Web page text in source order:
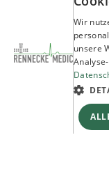
Wir
unsere